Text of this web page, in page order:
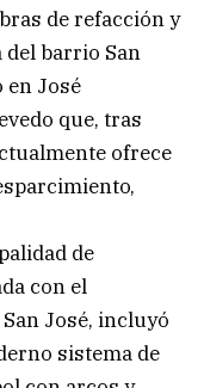
de refacción y
barrio San
en José
que, tras
ofrece
de
con el
José, incluyó
sistema de